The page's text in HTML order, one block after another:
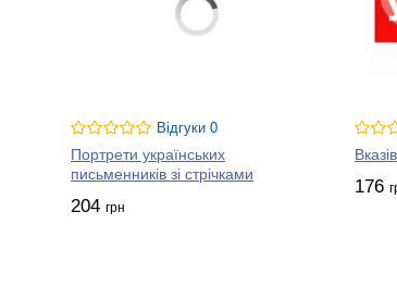
Відгуки 0
Портрети українських
письменників зі стрічками
204 грн
176